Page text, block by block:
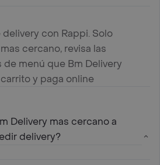
delivery con Rappi. Solo
cercano, revisa las
menú que Bm Delivery
y paga online
Delivery mas cercano a
delivery?